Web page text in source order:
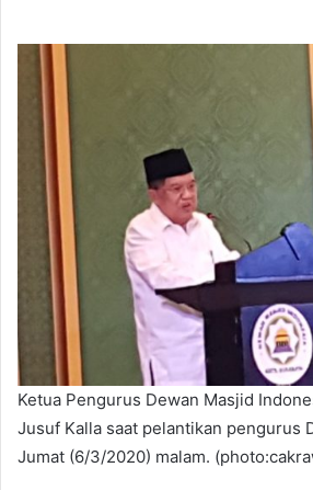
Ketua Pengurus Dewan Masjid
Jusuf Kalla saat pelantikan pengurus
Jumat (6/3/2020) malam.